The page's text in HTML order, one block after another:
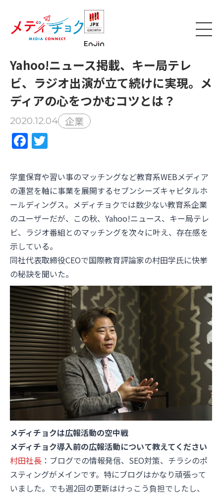
Yahoo!ニュース掲載、キー局テレ
ビ、ラジオ出演が立て続けに実現。メ
ディアの心をつかむコツとは？
2020.12.04 企業
Facebook
学童保育や習い事のマッチングなど教育系WEBメディア
の運営を軸に事業を展開するセブンシーズキャピタルホ
ールディングス。メディチョクでは数少ない教育系企業
のユーザーだが、この秋、Yahoo!ニュース、キー局テレ
ビ、ラジオ番組とのマッチングを次々に叶え、存在感を
示している。
同社代表取締役CEOで国際教育評論家の村田学氏に快挙
の秘訣を聞いた。
メディチョクは広報活動の空中戦
メディチョク導入前の広報活動について教えてください
村田社長 ：ブログでの情報発信、SEO対策、チラシのポ
スティングがメインです。特にブログはかなり頑張って
いました。でも週2回の更新はけっこう負担でしたし、